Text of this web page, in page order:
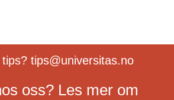
tips@universitas.no
oss? Les mer om